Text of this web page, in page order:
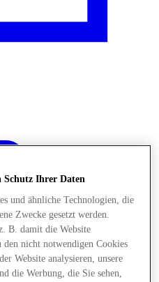
Schutz Ihrer Daten
und ähnliche Technologien, die
Zwecke gesetzt werden.
B. damit die Website
nicht notwendigen Cookies
Website analysieren, unsere
die Werbung, die Sie sehen,